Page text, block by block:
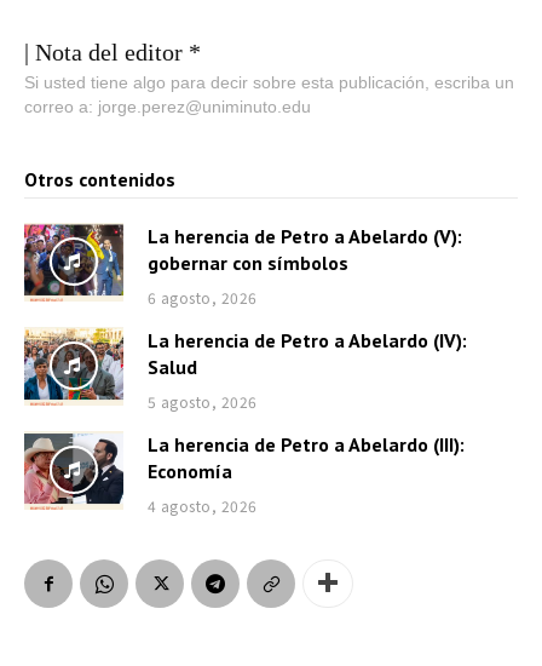
| Nota del editor *
Si usted tiene algo para decir sobre esta publicación, escriba un
correo a: jorge.perez@uniminuto.edu
Otros contenidos
La herencia de Petro a Abelardo (V):
gobernar con símbolos
6 agosto, 2026
La herencia de Petro a Abelardo (IV):
Salud
5 agosto, 2026
La herencia de Petro a Abelardo (III):
Economía
4 agosto, 2026